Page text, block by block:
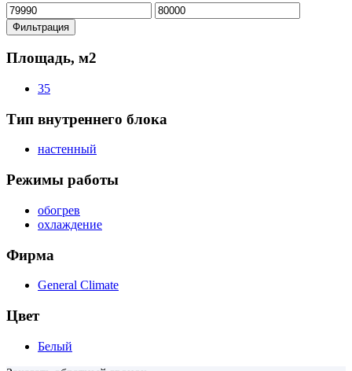
Минимальная
цена
Максимальная
цена
Фильтрация
Площадь, м2
35
Тип внутреннего блока
настенный
Режимы работы
обогрев
охлаждение
Фирма
General Climate
Цвет
Белый